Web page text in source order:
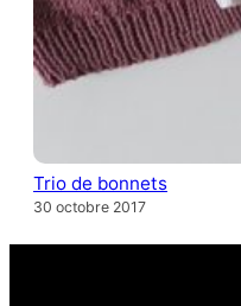
Trio de bonnets
30 octobre 2017